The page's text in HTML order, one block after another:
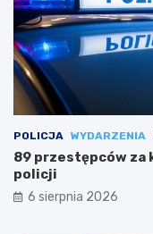
POLICJA WYDARZENIA
89 przestępców za
policji
6 sierpnia 2026